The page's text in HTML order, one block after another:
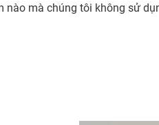
nào mà chúng tôi không sử